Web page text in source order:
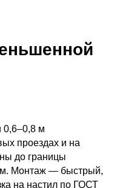
0,6–0,8 м
проездах и на
до границы
м. Монтаж — быстрый,
на настил по ГОСТ